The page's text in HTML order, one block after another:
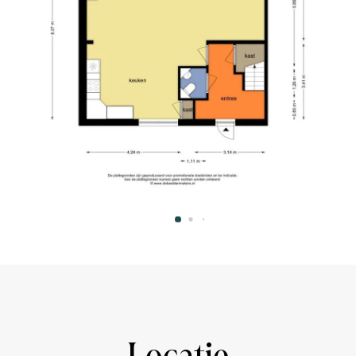
maten en oppervlakten zijn indicatief. Het
2580 opgesteld. Koper heeft zijn/haar
voor hem of haar van belang zijn. Met
adviseur van verkoper. Van toepassing zijn
and bright apartment is located at the
national monument from 1630 and right in
UNESCO World Heritage site. This part of the